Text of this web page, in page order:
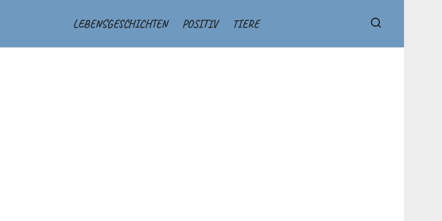
LEBENSGESCHICHTEN POSITIV TIERE